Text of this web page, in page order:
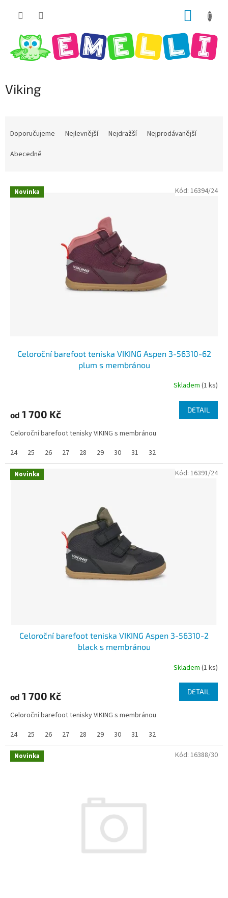
Viking
p
Doporučujeme Nejlevnější Nejdražší
Nejprodávanější
Abecedně
V Novinka
Celoroční barefoot teniska VIKING Aspen 3-56310-62
plum s membránou
Skladem (1 ks)
od 1 700 Kč DETAIL
Celoroční barefoot tenisky VIKING s membránou
24
25 26 27 28 29 30 31 32
Kód: 16394/24
Novinka
Celoroční barefoot teniska VIKING Aspen 3-56310-2
black s membránou
Skladem (1 ks)
od 1 700 Kč DETAIL
Celoroční barefoot tenisky VIKING s membránou
24
25 26 27 28 29 30 31 32
Kód: 16391/24
Novinka Kód: 16388/30